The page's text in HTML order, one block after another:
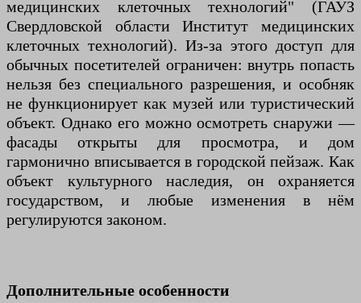
медицинских клеточных технологий" (ГАУЗ
Свердловской области Институт медицинских
клеточных технологий). Из-за этого доступ для
обычных посетителей ограничен: внутрь попасть
нельзя без специального разрешения, и особняк
не функционирует как музей или туристический
объект. Однако его можно осмотреть снаружи —
фасады открыты для просмотра, и дом
гармонично вписывается в городской пейзаж. Как
объект культурного наследия, он охраняется
государством, и любые изменения в нём
регулируются законом.
Дополнительные особенности